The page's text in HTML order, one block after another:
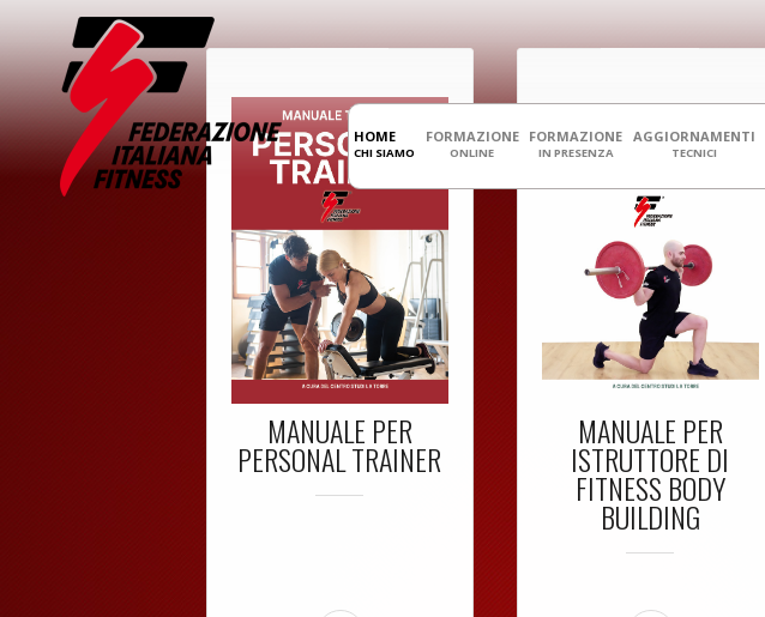
HOME
CHI SIAMO
FORMAZIONE
ONLINE
FORMAZIONE
IN PRESENZA
AGGIORNAMENTI
TECNICI
MANUALE PER
PERSONAL TRAINER
MANUALE PER
ISTRUTTORE DI
FITNESS BODY
BUILDING